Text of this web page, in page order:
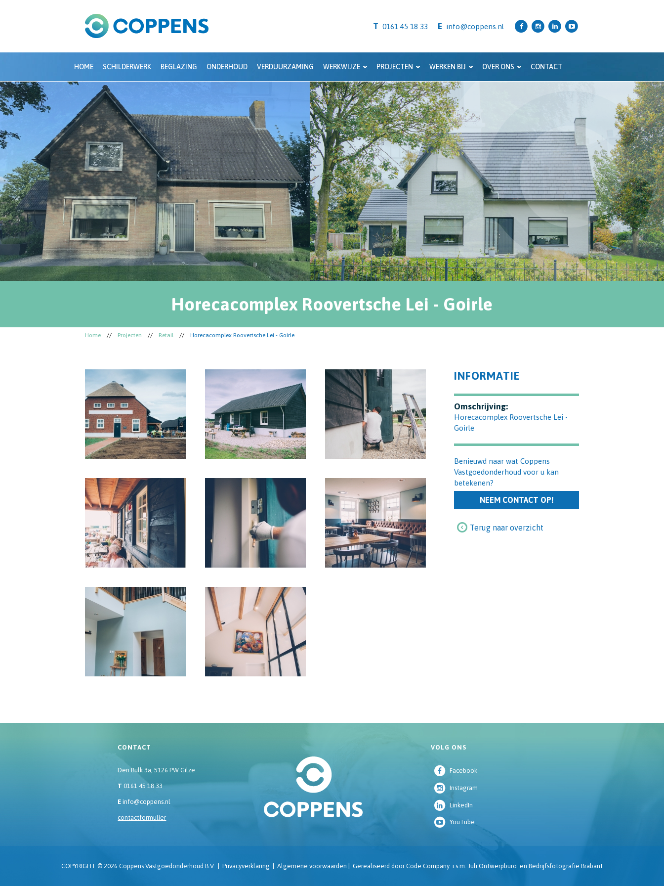
T 0161 45 18 33 E info@coppens.nl
HOME SCHILDERWERK BEGLAZING ONDERHOUD VERDUURZAMING WERKWIJZE PROJECTEN WERKEN BIJ OVER ONS CONTACT
Horecacomplex Roovertsche Lei - Goirle
Home // Projecten // Retail // Horecacomplex Roovertsche Lei - Goirle
INFORMATIE
Omschrijving:
Horecacomplex Roovertsche Lei -
Goirle
Benieuwd naar wat Coppens
Vastgoedonderhoud voor u kan
betekenen?
NEEM CONTACT OP!
Terug naar overzicht
CONTACT
Den Bulk 3a, 5126 PW Gilze
T 0161 45 18 33
E info@coppens.nl
contactformulier
VOLG ONS
Facebook
Instagram
LinkedIn
YouTube
COPYRIGHT © 2026 Coppens Vastgoedonderhoud B.V. Privacyverklaring Algemene voorwaarden Gerealiseerd door Code Company i.s.m. Juli Ontwerpburo en Bedrijfsfotografie Brabant